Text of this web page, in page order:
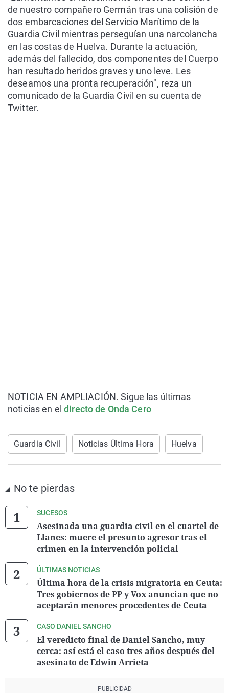
de nuestro compañero Germán tras una colisión de
dos embarcaciones del Servicio Marítimo de la
Guardia Civil mientras perseguían una narcolancha
en las costas de Huelva. Durante la actuación,
además del fallecido, dos componentes del Cuerpo
han resultado heridos graves y uno leve. Les
deseamos una pronta recuperación", reza un
comunicado de la Guardia Civil en su cuenta de
Twitter.
NOTICIA EN AMPLIACIÓN. Sigue las últimas
noticias en eldirecto de Onda Cero
Guardia Civil Noticias Última Hora Huelva
No te pierdas
SUCESOS
Asesinada una guardia civil en el cuartel de
Llanes: muere el presunto agresor tras el
crimen en la intervención policial
ÚLTIMAS NOTICIAS
Última hora de la crisis migratoria en Ceuta:
Tres gobiernos de PP y Vox anuncian que no
aceptarán menores procedentes de Ceuta
CASO DANIEL SANCHO
El veredicto final de Daniel Sancho, muy
cerca: así está el caso tres años después del
asesinato de Edwin Arrieta